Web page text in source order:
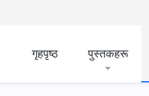
गृहपृष्ठ पुस्तकहरू